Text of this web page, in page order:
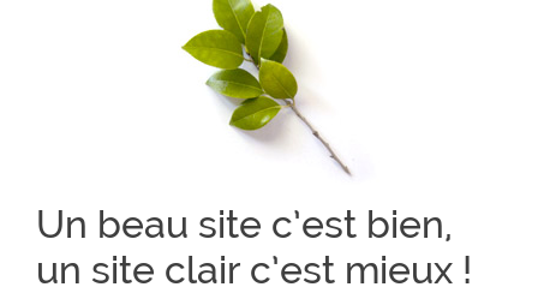
Un beau site c’est bien,
un site clair c’est mieux !